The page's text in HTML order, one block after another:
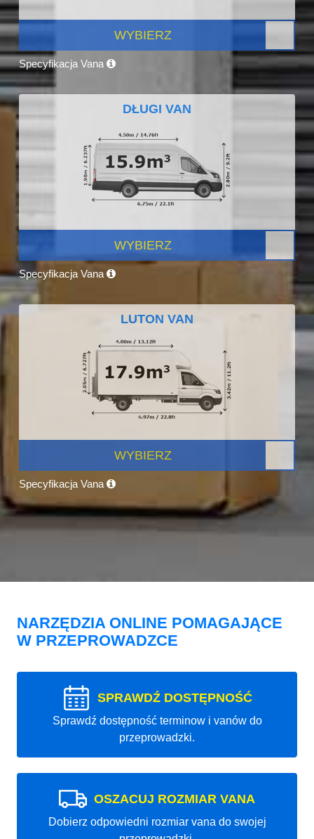
WYBIERZ
Specyfikacja Vana
DŁUGI VAN
WYBIERZ
Specyfikacja Vana
LUTON VAN
WYBIERZ
Specyfikacja Vana
NARZĘDZIA ONLINE POMAGAJĄCE
W PRZEPROWADZCE
SPRAWDŹ DOSTĘPNOŚĆ
Sprawdź dostępność terminow i vanów do
przeprowadzki.
OSZACUJ ROZMIAR VANA
Dobierz odpowiedni rozmiar vana do swojej